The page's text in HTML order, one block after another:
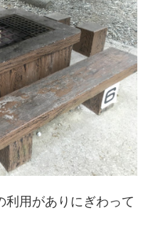
利用がありにぎわって